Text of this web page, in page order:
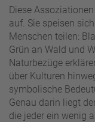
Diese
auf. Sie speisen
Menschen teilen:
Grün an Wald und
Naturbezüge
über Kulturen
symbolische
Genau darin liegt
die jeder ein wenig